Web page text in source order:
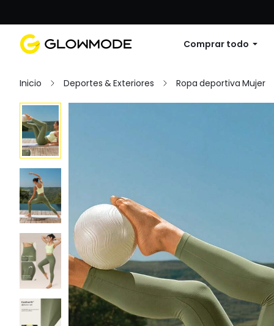
Comprar todo
Inicio Deportes & Exteriores Ropa deportiva Mujer